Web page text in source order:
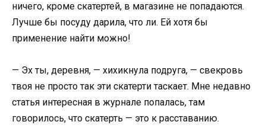
ничего, кроме скатертей, в магазине не попадаются.
Лучше бы посуду дарила, что ли. Ей хотя бы
применение найти можно!
— Эх ты, деревня, — хихикнула подруга, — свекровь
твоя не просто так эти скатерти таскает. Мне недавно
статья интересная в журнале попалась, там
говорилось, что скатерть — это к расставанию.